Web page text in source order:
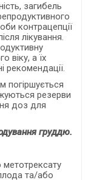
загибель
контрацепції
лікування.
віку, а їх
рекомендації.
погіршується
резерви
доз для
груддю.
метотрексату
та/або